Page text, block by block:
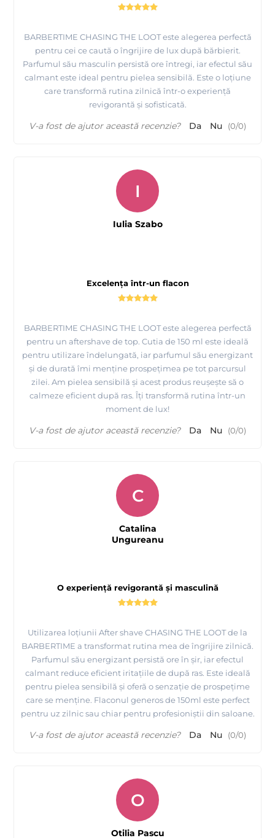
BARBERTIME CHASING THE LOOT este alegerea perfectă
pentru cei ce caută o îngrijire de lux după bărbierit.
Parfumul său masculin persistă ore întregi, iar efectul său
calmant este ideal pentru pielea sensibilă. Este o loțiune
care transformă rutina zilnică într-o experiență
revigorantă și sofisticată.
V-a fost de ajutor această recenzie? Da Nu (0/0)
Excelența într-un flacon
BARBERTIME CHASING THE LOOT este alegerea perfectă
pentru un aftershave de top. Cutia de 150 ml este ideală
pentru utilizare îndelungată, iar parfumul său energizant
și de durată îmi menține prospețimea pe tot parcursul
zilei. Am pielea sensibilă și acest produs reușește să o
calmeze eficient după ras. Îți transformă rutina într-un
moment de lux!
I
Iulia Szabo
V-a fost de ajutor această recenzie? Da Nu (0/0)
O experiență revigorantă și masculină
Utilizarea loțiunii After shave CHASING THE LOOT de la
BARBERTIME a transformat rutina mea de îngrijire zilnică.
Parfumul său energizant persistă ore în șir, iar efectul
calmant reduce eficient iritațiile de după ras. Este ideală
pentru pielea sensibilă și oferă o senzație de prospețime
care se menține. Flaconul generos de 150ml este perfect
pentru uz zilnic sau chiar pentru profesioniștii din saloane.
C
Catalina
Ungureanu
V-a fost de ajutor această recenzie? Da Nu (0/0)
O
Otilia Pascu